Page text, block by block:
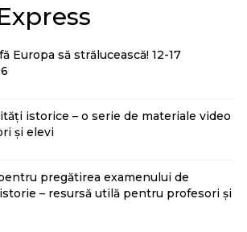
Europa să strălucească! 12-17
istorice – o serie de materiale video
și elevi
pregătirea examenului de
– resursă utilă pentru profesori și